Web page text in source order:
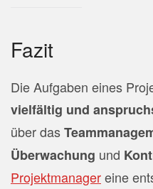
Fazit
Die Aufgaben eines
vielfältig und
über das
Überwachung und
Projektmanagereine